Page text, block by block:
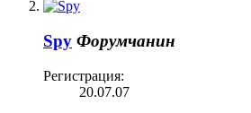
Spy Форумчанин
Регистрация:
20.07.07